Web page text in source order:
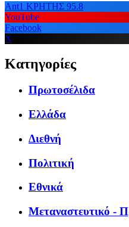
Ant1 ΚΡΗΤΗΣ 95.8
YouTube
Facebook
X
Κατηγορίες
Πρωτοσέλιδα
Ελλάδα
Διεθνή
Πολιτική
Εθνικά
Μεταναστευτικό -